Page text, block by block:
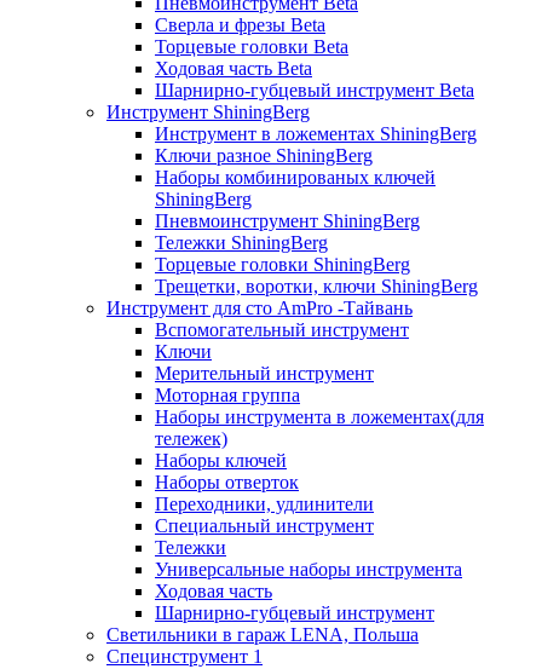
Сверла и фрезы Beta
Торцевые головки Beta
Ходовая часть Beta
Шарнирно-губцевый инструмент Beta
Инструмент ShiningBerg
Инструмент в ложементах ShiningBerg
Ключи разное ShiningBerg
Наборы комбинированых ключей
ShiningBerg
Пневмоинструмент ShiningBerg
Тележки ShiningBerg
Торцевые головки ShiningBerg
Трещетки, воротки, ключи ShiningBerg
Инструмент для сто AmPro -Тайвань
Вспомогательный инструмент
Ключи
Мерительный инструмент
Моторная группа
Наборы инструмента в ложементах(для
тележек)
Наборы ключей
Наборы отверток
Переходники, удлинители
Специальный инструмент
Тележки
Универсальные наборы инструмента
Ходовая часть
Шарнирно-губцевый инструмент
Светильники в гараж LENA, Польша
Специнструмент 1